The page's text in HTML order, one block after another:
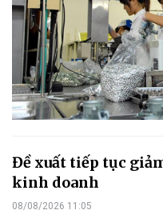
Đề xuất tiếp tục
kinh doanh
08/08/2026 11:05